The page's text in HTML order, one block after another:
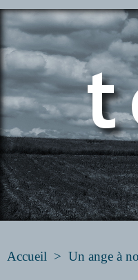
Accueil > Un ange à